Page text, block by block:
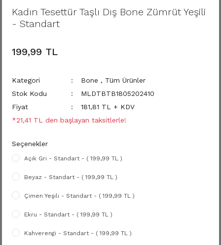
Kadın Tesettür Taşlı Dış Bone Zümrüt Yeşili
- Standart
199,99 TL
Kategori Bone , Tüm Ürünler
Stok Kodu
MLDTBTB1805202410
Fiyat
181,81 TL + KDV
*21,41 TL den başlayan taksitlerle!
Seçenekler
Açık Gri - Standart - ( 199,99 TL )
Beyaz - Standart - ( 199,99 TL )
Çimen Yeşili - Standart - ( 199,99 TL )
Ekru - Standart - ( 199,99 TL )
Kahverengi - Standart - ( 199,99 TL )